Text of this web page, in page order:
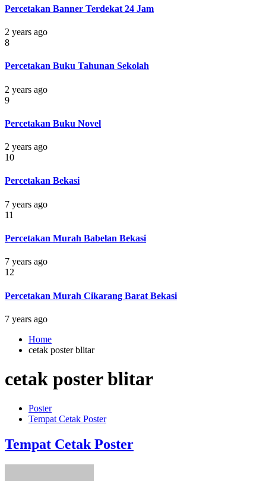
Percetakan Banner Terdekat 24 Jam
2 years ago
8
Percetakan Buku Tahunan Sekolah
2 years ago
9
Percetakan Buku Novel
2 years ago
10
Percetakan Bekasi
7 years ago
11
Percetakan Murah Babelan Bekasi
7 years ago
12
Percetakan Murah Cikarang Barat Bekasi
7 years ago
Home
cetak poster blitar
cetak poster blitar
Poster
Tempat Cetak Poster
Tempat Cetak Poster